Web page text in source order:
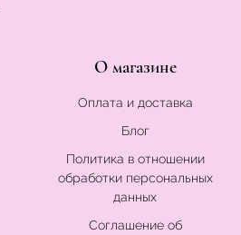
О магазине
Оплата и доставка
Блог
Политика в отношении
обработки персональных
данных
Соглашение об